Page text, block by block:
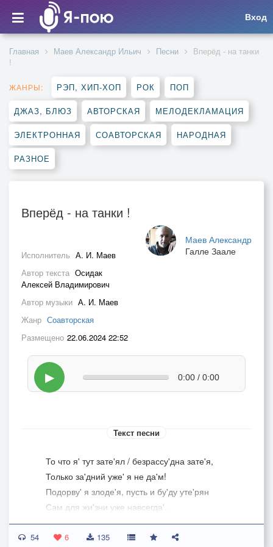
Вход
Главная Маев Александр Ильич Песни
Вперёд - на танки
!
ЖАНРЫ: РЭП, ХИП-ХОП РОК ПОП
ДЖАЗ, БЛЮЗ АВТОРСКАЯ МЕЛОДЕКЛАМАЦИЯ
ЭЛЕКТРОННАЯ СОАВТОРСКАЯ НАРОДНАЯ
РАЗНОЕ
Вперёд - на танки !
Маев Александр
Галле Заале
Исполнитель А. И. Маев
Автор текста Осидак
Алексей Владимирович
Автор музыки А. И. Маев
Жанр Соавторская
Размещено 22.06.2024 22:52
▶ 0:00 / 0:00
Текст песни
То что я' тут зате'ял / безрассу'дна зате'я,
Только за'дний уже' я не да'м!
Подорву' я злоде'я, пусть и бу'ду уте'рян
Сам для жи'зни уже навсегда'.
Выбрал танк понаглее - в колее околеет,
54 6 135